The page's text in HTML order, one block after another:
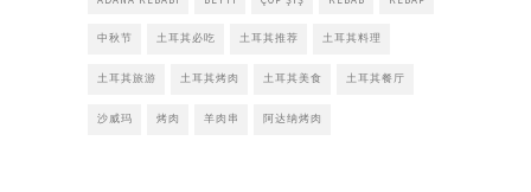
中秋节 土耳其必吃 土耳其推荐 土耳其料理
土耳其旅游 土耳其烤肉 土耳其美食 土耳其餐厅
沙威玛 烤肉 羊肉串 阿达纳烤肉